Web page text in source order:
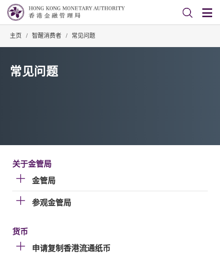
主页 / 智醒消费者 / 常见问题
常见问题
关于金管局
金管局
参观金管局
货币
申请复制香港流通纸币